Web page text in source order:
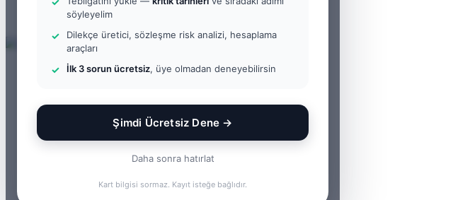
söyleyelim
Dilekçe üretici, sözleşme risk analizi, hesaplama
araçları
İlk 3 sorun ücretsiz, üye olmadan deneyebilirsin
Şimdi Ücretsiz Dene →
Daha sonra hatırlat
Kart bilgisi sormaz. Kayıt isteğe bağlıdır.
Arama
ANASAYFA
Ceza Hukuku
Gayrimenkul Hukuku
Medeni Hukuku
Tazminat Hukuku
Hap Bilgi